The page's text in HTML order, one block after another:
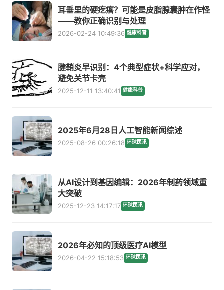
耳垂里的硬疙瘩？可能是皮脂腺囊肿在作怪
——教你正确识别与处理
2026-02-24 10:49:36 健康科普
腱鞘炎早识别：4个典型症状+科学应对，
避免关节卡壳
2025-12-11 13:40:41 健康科普
2025年6月28日人工智能新闻综述
2025-08-26 00:26:18 环球医讯
从AI设计到基因编辑：2026年制药领域重
大突破
2025-12-23 14:17:17 环球医讯
2026年必知的顶级医疗AI模型
2026-04-22 15:18:53 环球医讯